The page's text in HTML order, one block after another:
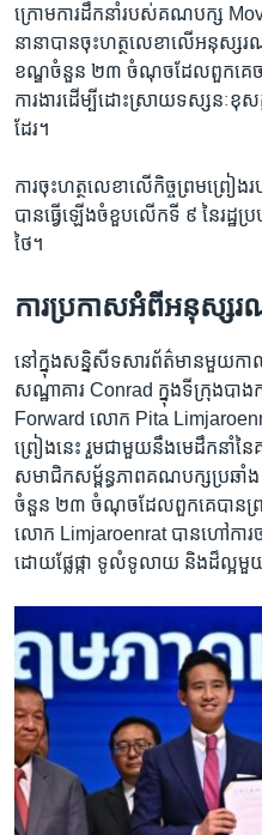
ក្រោម​ការ​ដឹកនាំ​របស់​គណបក្ស
នានា​បាន​ចុះ​ហត្ថលេខា​លើ​អនុស្ស
ខណ្ឌ​ចំនួន ២៣ ចំណុច​ដែល​ពួកគេ​ចង់​
ការងារ​ដើម្បី​ដោះស្រាយ​ទស្សនៈ​
ដែរ។
ការ​ចុះ​ហត្ថលេខា​លើ​កិច្ច​ព្រមព្រៀ
បាន​ធ្វើ​ឡើង​ចំ​ខួប​លើក​ទី ៩ នៃ​រដ្ឋ​ប្
ថៃ។
ការ​ប្រកាស​អំពី​អនុស្ស
នៅ​ក្នុង​សន្និសីទ​សារព័ត៌មាន​មួយ​ក
សណ្ឋាគារ Conrad ក្នុង​ទីក្រុង​ប
Forward លោក Pita
ព្រៀង​នេះ រួម​ជាមួយ​នឹង​មេដឹកនាំ​
សមាជិក​សម្ព័ន្ធភាព​គណបក្ស​ប្រ
ចំនួន ២៣ ចំណុច​ដែល​ពួកគេ​បាន​ព្រម
លោក Limjaroenrat បាន​ហៅ​ការ​ចរ
ដោយ​ផ្លែផ្កា ទូលំ​ទូលាយ និង​ដ៏​ល្អ​មួ